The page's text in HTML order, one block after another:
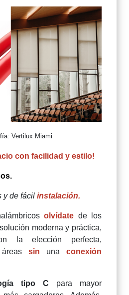
Vertilux Miami
con facilidad y estilo!
y de fácil instalación.
olvídate de los
moderna y práctica,
la elección perfecta,
sin una conexión
tipo C para mayor